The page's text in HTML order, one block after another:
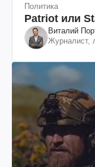
Политика
Patriot или
Виталий
Журналист,